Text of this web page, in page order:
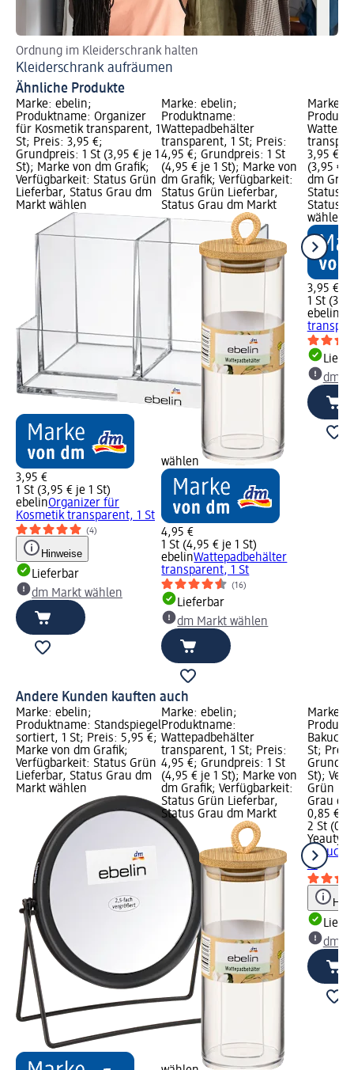
Ordnung im Kleiderschrank halten
Kleiderschrank aufräumen
Ähnliche Produkte
Marke: ebelin;
Produktname: Organizer
für Kosmetik transparent, 1
St; Preis: 3,95 €;
Grundpreis: 1 St (3,95 € je 1
St); Marke von dm Grafik;
Verfügbarkeit: Status Grün
Lieferbar, Status Grau dm
Markt wählen
3,95 €
1 St (3,95 € je 1 St)
ebelinOrganizer für
Kosmetik transparent, 1 St
(4)
Hinweise
Lieferbar
dm Markt wählen
Marke: ebelin;
Produktname:
Wattepadbehälter
transparent, 1 St; Preis:
4,95 €; Grundpreis: 1 St
(4,95 € je 1 St); Marke von
dm Grafik; Verfügbarkeit:
Status Grün Lieferbar,
Status Grau dm Markt
wählen
4,95 €
1 St (4,95 € je 1 St)
ebelinWattepadbehälter
transparent, 1 St
(16)
Lieferbar
dm Markt wählen
Marke:
3,95 €;
(3,95 €
dm
Status
Status
wählen
3,95 €
1 St
ebelin
dm
Andere Kunden kauften auch
Marke: ebelin;
Produktname: Standspiegel
sortiert, 1 St; Preis: 5,95 €;
Marke von dm Grafik;
Verfügbarkeit: Status Grün
Lieferbar, Status Grau dm
Markt wählen
Marke: ebelin;
Produktname:
Wattepadbehälter
transparent, 1 St; Preis:
4,95 €; Grundpreis: 1 St
(4,95 € je 1 St); Marke von
dm Grafik; Verfügbarkeit:
Status Grün Lieferbar,
Status Grau dm Markt
Marke:
St;
St);
Grün
Grau
0,85 €
2 St
Yeauty
St
dm